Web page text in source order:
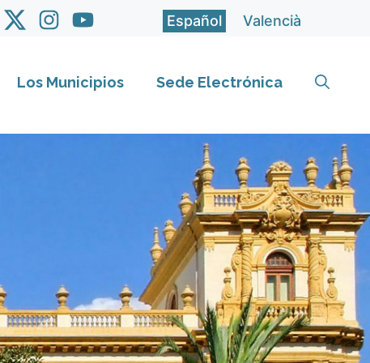
Español Valencià
Los Municipios Sede Electrónica